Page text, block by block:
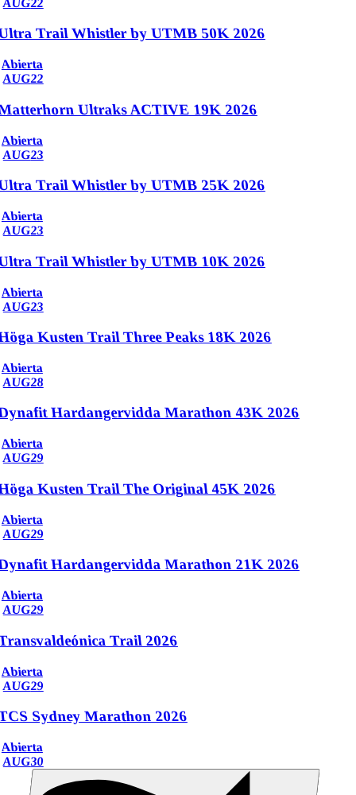
Trail Whistler by UTMB 50K 2026
Abierta
AUG22
Ultraks ACTIVE 19K 2026
Abierta
AUG23
Trail Whistler by UTMB 25K 2026
Abierta
AUG23
Trail Whistler by UTMB 10K 2026
Abierta
AUG23
Kusten Trail Three Peaks 18K 2026
Abierta
AUG28
Hardangervidda Marathon 43K 2026
Abierta
AUG29
Kusten Trail The Original 45K 2026
Abierta
AUG29
Hardangervidda Marathon 21K 2026
Abierta
AUG29
Trail 2026
Abierta
AUG29
Sydney Marathon 2026
Abierta
AUG30